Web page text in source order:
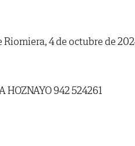
Riomiera, 4 de octubre de
HOZNAYO 942 524261